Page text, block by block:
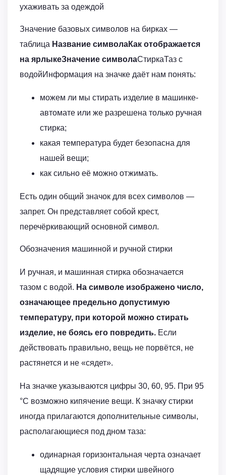
ухаживать за одеждой
Значение базовых символов на бирках —
таблица Название символаКак отображается
на ярлыкеЗначение символаСтиркаТаз с
водойИнформация на значке даёт нам понять:
можем ли мы стирать изделие в машинке-
автомате или же разрешена только ручная
стирка;
какая температура будет безопасна для
нашей вещи;
как сильно её можно отжимать.
Есть один общий значок для всех символов —
запрет. Он представляет собой крест,
перечёркивающий основной символ.
Обозначения машинной и ручной стирки
И ручная, и машинная стирка обозначается
тазом с водой. На символе изображено число,
означающее предельно допустимую
температуру, при которой можно стирать
изделие, не боясь его повредить. Если
действовать правильно, вещь не порвётся, не
растянется и не «сядет».
На значке указываются цифры 30, 60, 95. При 95
°C возможно кипячение вещи. К значку стирки
иногда прилагаются дополнительные символы,
располагающиеся под дном таза:
одинарная горизонтальная черта означает
щадящие условия стирки швейного